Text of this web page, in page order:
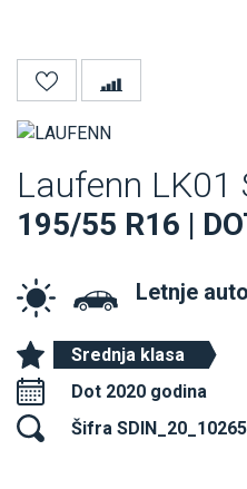
Laufenn LK01
195/55 R16 |
Letnje
Srednja klasa
Dot 2020 godina
Šifra